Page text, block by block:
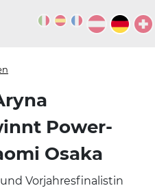
Power-
Osaka
Vorjahresfinalistin